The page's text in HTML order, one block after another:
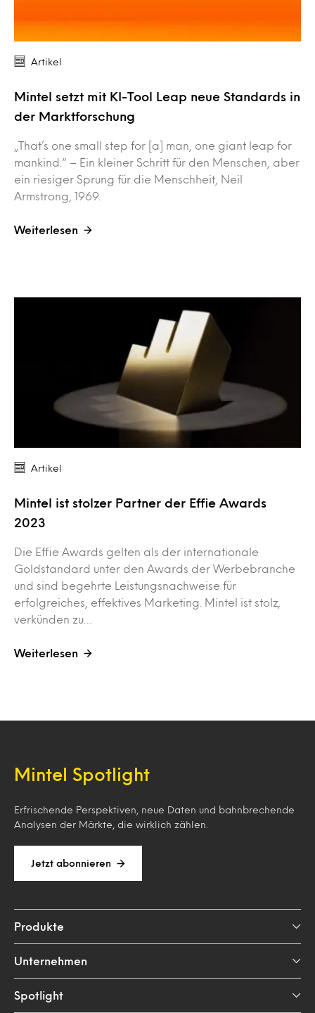
Artikel
Mintel setzt mit KI-Tool Leap neue Standards in
der Marktforschung
„That’s one small step for [a] man, one giant leap for
mankind.“ – Ein kleiner Schritt für den Menschen, aber
ein riesiger Sprung für die Menschheit, Neil
Armstrong, 1969.
Weiterlesen
Artikel
Mintel ist stolzer Partner der Effie Awards
2023
Die Effie Awards gelten als der internationale
Goldstandard unter den Awards der Werbebranche
und sind begehrte Leistungsnachweise für
erfolgreiches, effektives Marketing. Mintel ist stolz,
verkünden zu…
Weiterlesen
Mintel Spotlight
Erfrischende Perspektiven, neue Daten und bahnbrechende
Analysen der Märkte, die wirklich zählen.
Jetzt abonnieren
Produkte
Unternehmen
Spotlight